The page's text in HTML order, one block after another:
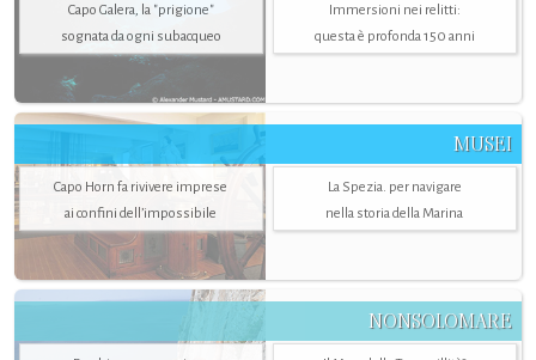
Capo Galera, la "prigione"
sognata da ogni subacqueo
Immersioni nei relitti:
questa è profonda 150 anni
MUSEI
Capo Horn fa rivivere imprese
ai confini dell’impossibile
La Spezia. per navigare
nella storia della Marina
NONSOLOMARE